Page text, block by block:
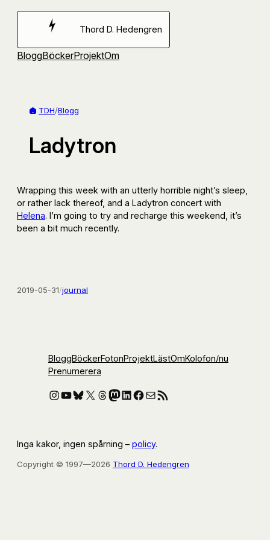
Hoppa
Thord D. Hedengren
BloggBöckerProjektOm
TDH/Blogg
Ladytron
Wrapping this week with an utterly horrible night’s sleep,
or rather lack thereof, and a Ladytron concert with
Helena. I’m going to try and recharge this weekend, it’s
been a bit much recently.
2019-05-31/journal
BloggBöckerFotonProjektLästOmKolofon/nu
Prenumerera
Instagram
YouTube
Bluesky
X Threads
Mastodon
LinkedIn
Facebook
E-postRSS-flöde
Inga kakor, ingen spårning – policy.
Copyright © 1997—2026 Thord D. Hedengren